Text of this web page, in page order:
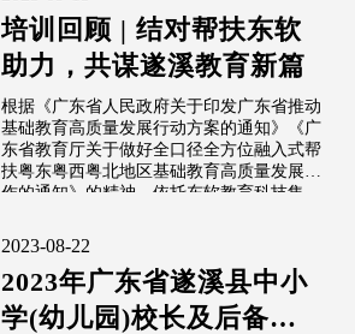
培训回顾 | 结对帮扶东软
助力，共谋遂溪教育新篇
根据《广东省人民政府关于印发广东省推动
基础教育高质量发展行动方案的通知》《广
东省教育厅关于做好全口径全方位融入式帮
扶粤东粤西粤北地区基础教育高质量发展工
作的通知》的精神，依托东软教育科技集
2023-08-22
2023年广东省遂溪县中小
学(幼儿园)校长及后备干